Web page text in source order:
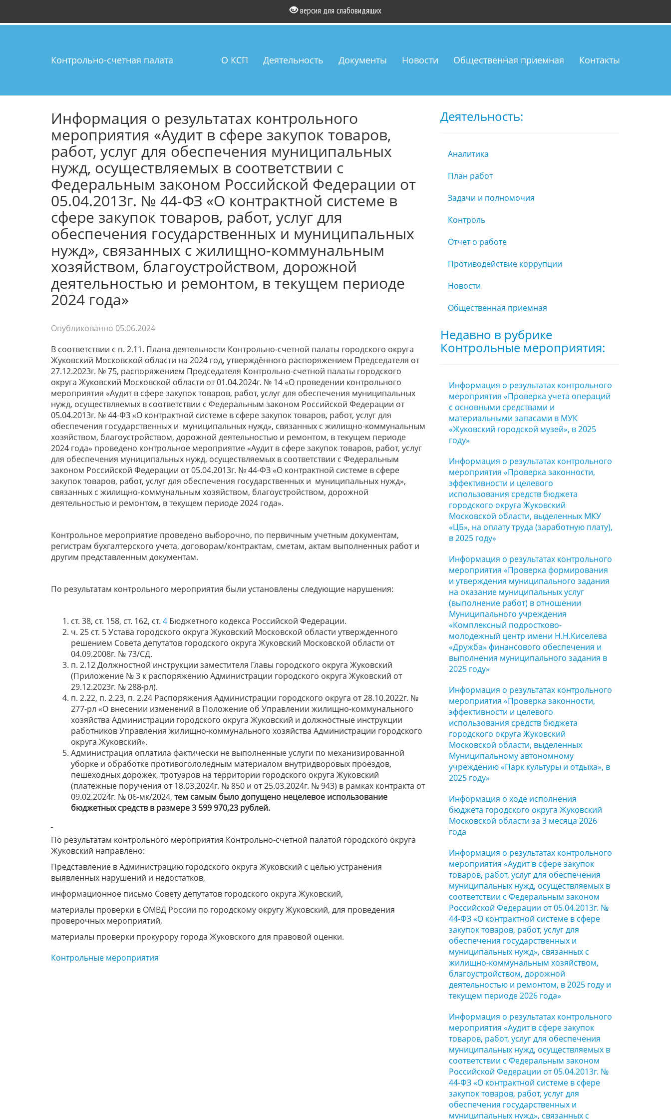
версия для слабовидящих
Контрольно-счетная палата О КСП Деятельность Документы Новости Общественная приемная Контакты
Информация о результатах контрольного
мероприятия «Аудит в сфере закупок товаров,
работ, услуг для обеспечения муниципальных
нужд, осуществляемых в соответствии с
Федеральным законом Российской Федерации от
05.04.2013г. № 44-ФЗ «О контрактной системе в
сфере закупок товаров, работ, услуг для
обеспечения государственных и муниципальных
нужд», связанных с жилищно-коммунальным
хозяйством, благоустройством, дорожной
деятельностью и ремонтом, в текущем периоде
2024 года»
Опубликованно 05.06.2024
В соответствии с п. 2.11. Плана деятельности Контрольно-счетной палаты городского округа
Жуковский Московской области на 2024 год, утверждённого распоряжением Председателя от
27.12.2023г. № 75, распоряжением Председателя Контрольно-счетной палаты городского
округа Жуковский Московской области от 01.04.2024г. № 14 «О проведении контрольного
мероприятия «Аудит в сфере закупок товаров, работ, услуг для обеспечения муниципальных
нужд, осуществляемых в соответствии с Федеральным законом Российской Федерации от
05.04.2013г. № 44-ФЗ «О контрактной системе в сфере закупок товаров, работ, услуг для
обеспечения государственных и муниципальных нужд», связанных с жилищно-коммунальным
хозяйством, благоустройством, дорожной деятельностью и ремонтом, в текущем периоде
2024 года» проведено контрольное мероприятие «Аудит в сфере закупок товаров, работ, услуг
для обеспечения муниципальных нужд, осуществляемых в соответствии с Федеральным
законом Российской Федерации от 05.04.2013г. № 44-ФЗ «О контрактной системе в сфере
закупок товаров, работ, услуг для обеспечения государственных и муниципальных нужд»,
связанных с жилищно-коммунальным хозяйством, благоустройством, дорожной
деятельностью и ремонтом, в текущем периоде 2024 года».
Контрольное мероприятие проведено выборочно, по первичным учетным документам,
регистрам бухгалтерского учета, договорам/контрактам, сметам, актам выполненных работ и
другим представленным документам.
По результатам контрольного мероприятия были установлены следующие нарушения:
ст. 38, ст. 158, ст. 162, ст. 4 Бюджетного кодекса Российской Федерации.
ч. 25 ст. 5 Устава городского округа Жуковский Московской области утвержденного
решением Совета депутатов городского округа Жуковский Московской области от
04.09.2008г. № 73/СД.
п. 2.12 Должностной инструкции заместителя Главы городского округа Жуковский
(Приложение № 3 к распоряжению Администрации городского округа Жуковский от
29.12.2023г. № 288-рл).
п. 2.22, п. 2.23, п. 2.24 Распоряжения Администрации городского округа от 28.10.2022г. №
277-рл «О внесении изменений в Положение об Управлении жилищно-коммунального
хозяйства Администрации городского округа Жуковский и должностные инструкции
работников Управления жилищно-коммунального хозяйства Администрации городского
округа Жуковский».
Администрация оплатила фактически не выполненные услуги по механизированной
уборке и обработке противогололедным материалом внутридворовых проездов,
пешеходных дорожек, тротуаров на территории городского округа Жуковский
(платежные поручения от 18.03.2024г. № 850 и от 25.03.2024г. № 943) в рамках контракта от
09.02.2024г. № 06-мк/2024, тем самым было допущено нецелевое использование
бюджетных средств в размере 3 599 970,23 рублей.
По результатам контрольного мероприятия Контрольно-счетной палатой городского округа
Жуковский направлено:
Представление в Администрацию городского округа Жуковский с целью устранения
выявленных нарушений и недостатков,
информационное письмо Совету депутатов городского округа Жуковский,
материалы проверки в ОМВД России по городскому округу Жуковский, для проведения
проверочных мероприятий,
материалы проверки прокурору города Жуковского для правовой оценки.
Контрольные мероприятия
Деятельность:
Аналитика
План работ
Задачи и полномочия
Контроль
Отчет о работе
Противодействие коррупции
Новости
Общественная приемная
Недавно в рубрике
Контрольные мероприятия:
Информация о результатах контрольного
мероприятия «Проверка учета операций
с основными средствами и
материальными запасами в МУК
«Жуковский городской музей», в 2025
году»
Информация о результатах контрольного
мероприятия «Проверка законности,
эффективности и целевого
использования средств бюджета
городского округа Жуковский
Московской области, выделенных МКУ
«ЦБ», на оплату труда (заработную плату),
в 2025 году»
Информация о результатах контрольного
мероприятия «Проверка формирования
и утверждения муниципального задания
на оказание муниципальных услуг
(выполнение работ) в отношении
Муниципального учреждения
«Комплексный подростково-
молодежный центр имени Н.Н.Киселева
«Дружба» финансового обеспечения и
выполнения муниципального задания в
2025 году»
Информация о результатах контрольного
мероприятия «Проверка законности,
эффективности и целевого
использования средств бюджета
городского округа Жуковский
Московской области, выделенных
Муниципальному автономному
учреждению «Парк культуры и отдыха», в
2025 году»
Информация о ходе исполнения
бюджета городского округа Жуковский
Московской области за 3 месяца 2026
года
Информация о результатах контрольного
мероприятия «Аудит в сфере закупок
товаров, работ, услуг для обеспечения
муниципальных нужд, осуществляемых в
соответствии с Федеральным законом
Российской Федерации от 05.04.2013г. №
44-ФЗ «О контрактной системе в сфере
закупок товаров, работ, услуг для
обеспечения государственных и
муниципальных нужд», связанных с
жилищно-коммунальным хозяйством,
благоустройством, дорожной
деятельностью и ремонтом, в 2025 году и
текущем периоде 2026 года»
Информация о результатах контрольного
мероприятия «Аудит в сфере закупок
товаров, работ, услуг для обеспечения
муниципальных нужд, осуществляемых в
соответствии с Федеральным законом
Российской Федерации от 05.04.2013г. №
44-ФЗ «О контрактной системе в сфере
закупок товаров, работ, услуг для
обеспечения государственных и
муниципальных нужд», связанных с